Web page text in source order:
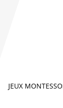
Jeux
Jeux
JEUX